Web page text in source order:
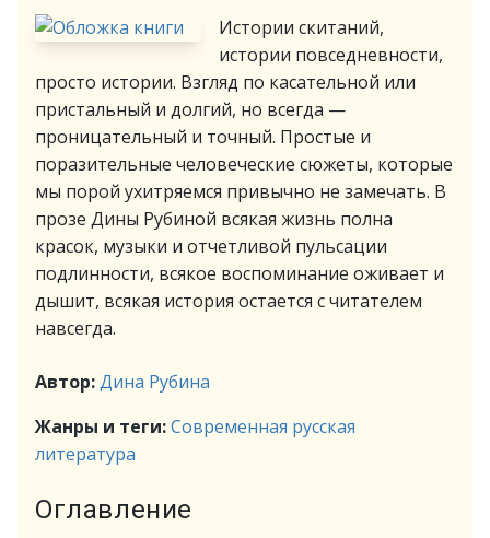
Истории скитаний,
истории повседневности,
просто истории. Взгляд по касательной или
пристальный и долгий, но всегда —
проницательный и точный. Простые и
поразительные человеческие сюжеты, которые
мы порой ухитряемся привычно не замечать. В
прозе Дины Рубиной всякая жизнь полна
красок, музыки и отчетливой пульсации
подлинности, всякое воспоминание оживает и
дышит, всякая история остается с читателем
навсегда.
Автор:Дина Рубина
Жанры и теги:Современная русская
литература
Оглавление